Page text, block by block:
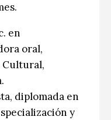
en
oral,
Cultural,
diplomada en
y